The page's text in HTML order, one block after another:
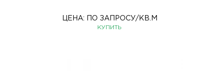
ЦЕНА: ПО ЗАПРОСУ/КВ.М
КУПИТЬ